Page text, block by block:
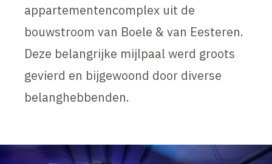
appartementencomplex uit de
bouwstroom van Boele & van Eesteren.
Deze belangrijke mijlpaal werd groots
gevierd en bijgewoond door diverse
belanghebbenden.